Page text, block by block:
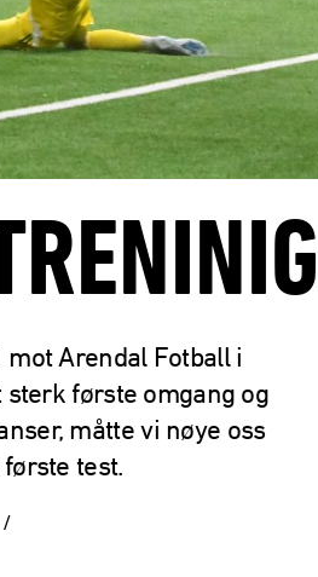
Arendal Fotball i
første omgang og
måtte vi nøye oss
test.
/